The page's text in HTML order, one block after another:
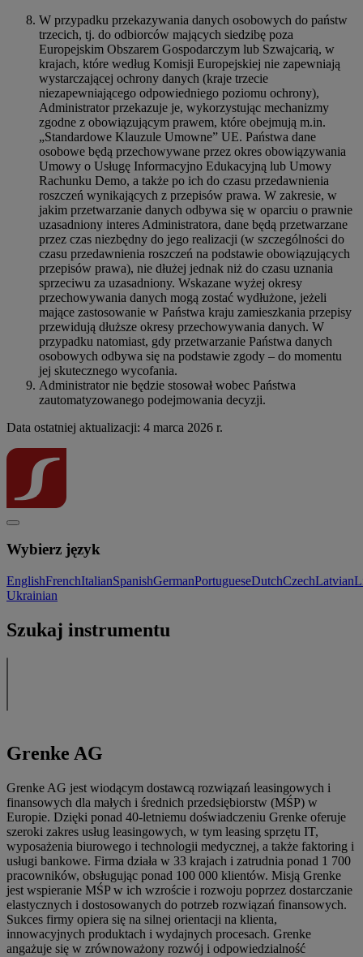
W przypadku przekazywania danych osobowych do państw
trzecich, tj. do odbiorców mających siedzibę poza
Europejskim Obszarem Gospodarczym lub Szwajcarią, w
krajach, które według Komisji Europejskiej nie zapewniają
wystarczającej ochrony danych (kraje trzecie
niezapewniającego odpowiedniego poziomu ochrony),
Administrator przekazuje je, wykorzystując mechanizmy
zgodne z obowiązującym prawem, które obejmują m.in.
„Standardowe Klauzule Umowne” UE. Państwa dane
osobowe będą przechowywane przez okres obowiązywania
Umowy o Usługę Informacyjno Edukacyjną lub Umowy
Rachunku Demo, a także po ich do czasu przedawnienia
roszczeń wynikających z przepisów prawa. W zakresie, w
jakim przetwarzanie danych odbywa się w oparciu o prawnie
uzasadniony interes Administratora, dane będą przetwarzane
przez czas niezbędny do jego realizacji (w szczególności do
czasu przedawnienia roszczeń na podstawie obowiązujących
przepisów prawa), nie dłużej jednak niż do czasu uznania
sprzeciwu za uzasadniony. Wskazane wyżej okresy
przechowywania danych mogą zostać wydłużone, jeżeli
mające zastosowanie w Państwa kraju zamieszkania przepisy
przewidują dłuższe okresy przechowywania danych. W
przypadku natomiast, gdy przetwarzanie Państwa danych
osobowych odbywa się na podstawie zgody – do momentu
jej skutecznego wycofania.
Administrator nie będzie stosował wobec Państwa
zautomatyzowanego podejmowania decyzji.
Data ostatniej aktualizacji: 4 marca 2026 r.
Wybierz język
EnglishFrenchItalianSpanishGermanPortugueseDutchCzechLatvian
Ukrainian
Szukaj instrumentu
Grenke AG
Grenke AG jest wiodącym dostawcą rozwiązań leasingowych i
finansowych dla małych i średnich przedsiębiorstw (MŚP) w
Europie. Dzięki ponad 40-letniemu doświadczeniu Grenke oferuje
szeroki zakres usług leasingowych, w tym leasing sprzętu IT,
wyposażenia biurowego i technologii medycznej, a także faktoring i
usługi bankowe. Firma działa w 33 krajach i zatrudnia ponad 1 700
pracowników, obsługując ponad 100 000 klientów. Misją Grenke
jest wspieranie MŚP w ich wzroście i rozwoju poprzez dostarczanie
elastycznych i dostosowanych do potrzeb rozwiązań finansowych.
Sukces firmy opiera się na silnej orientacji na klienta,
innowacyjnych produktach i wydajnych procesach. Grenke
angażuje się w zrównoważony rozwój i odpowiedzialność